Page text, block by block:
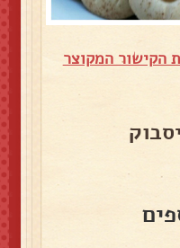
הקישור המקוצר